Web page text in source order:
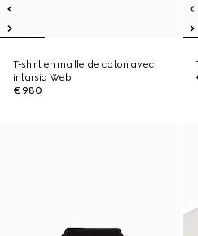
T-shirt en maille de coton avec
intarsia Web
€ 980